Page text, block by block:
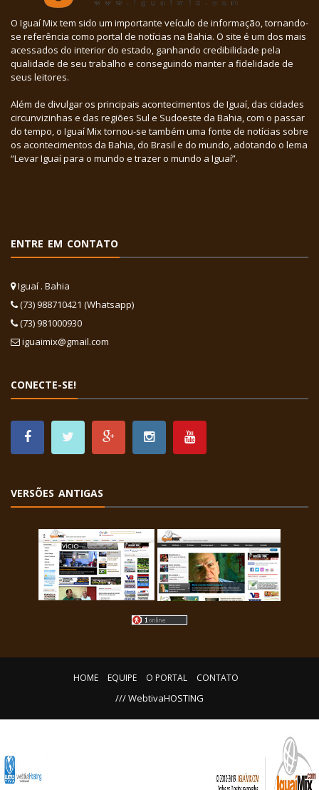
O Iguaí Mix tem sido um importante veículo de informação, tornando-
se referência como portal de notícias na Bahia. O site é um dos mais
acessados do interior do estado, ganhando credibilidade pela
qualidade de seu trabalho e conseguindo manter a fidelidade de
seus leitores.
Além de divulgar os principais acontecimentos de Iguaí, das cidades
circunvizinhas e das regiões Sul e Sudoeste da Bahia, com o passar
do tempo, o Iguaí Mix tornou-se também uma fonte de notícias sobre
os acontecimentos da Bahia, do Brasil e do mundo, adotando o lema
“Levar Iguaí para o mundo e trazer o mundo a Iguaí”.
ENTRE EM CONTATO
Iguaí . Bahia
(73) 988710421 (Whatsapp)
(73) 981000930
iguaimix@gmail.com
CONECTE-SE!
VERSÕES ANTIGAS
HOME EQUIPE O PORTAL CONTATO
/// WebtivaHOSTING